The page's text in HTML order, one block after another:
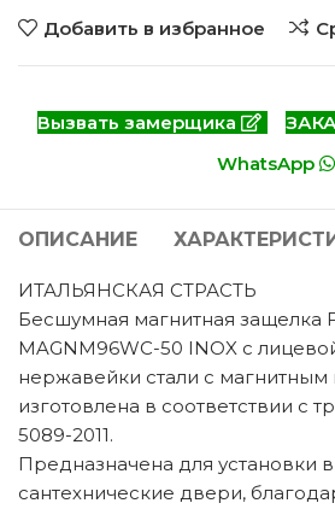
Добавить в избранное
Вызвать замерщика
WhatsApp
ОПИСАНИЕ
ИТАЛЬЯНСКАЯ СТРАСТЬ
Бесшумная магнитная защелка
MAGNM96WC-50 INOX с
нержавейки стали с
изготовлена в соответствии с
5089-2011.
Предназначена для установки
сантехнические двери,